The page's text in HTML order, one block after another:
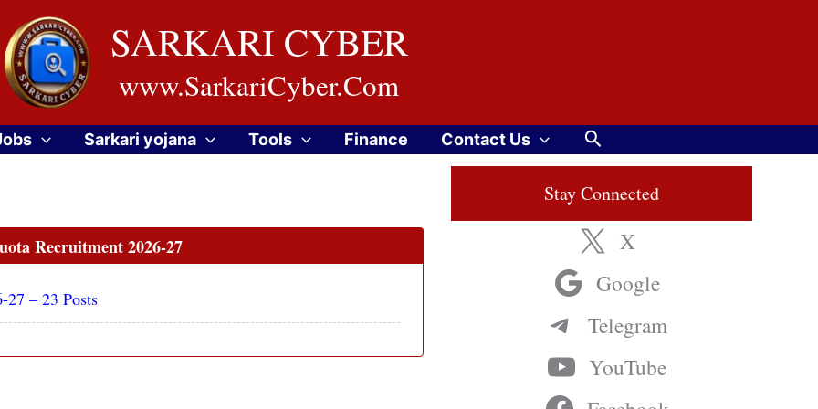
SARKARI CYBER
www.SarkariCyber.Com
Sarkari yojana Tools Finance Contact Us Search
Recruitment 2026-27
27 – 23 Posts
Stay Connected
X
Google
Telegram
YouTube